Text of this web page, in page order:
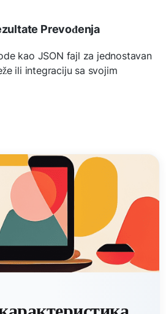
Prevođenja
kao JSON fajl za jednostavan
ili integraciju sa svojim